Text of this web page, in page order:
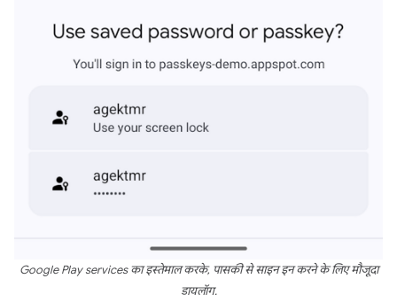
Google Play services का इस्तेमाल करके, पासकी से साइन इन करने के लिए मौजूदा
डायलॉग.